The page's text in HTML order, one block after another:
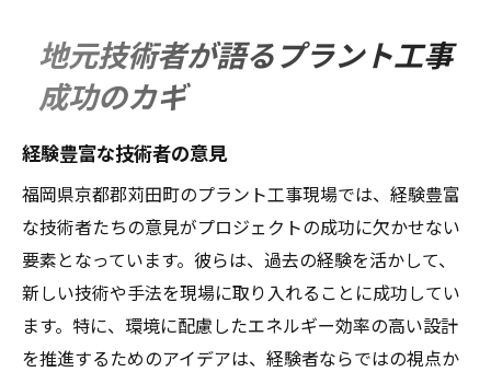
地元技術者が語るプラント工事
成功のカギ
経験豊富な技術者の意見
福岡県京都郡苅田町のプラント工事現場では、経験豊富
な技術者たちの意見がプロジェクトの成功に欠かせない
要素となっています。彼らは、過去の経験を活かして、
新しい技術や手法を現場に取り入れることに成功してい
ます。特に、環境に配慮したエネルギー効率の高い設計
を推進するためのアイデアは、経験者ならではの視点か